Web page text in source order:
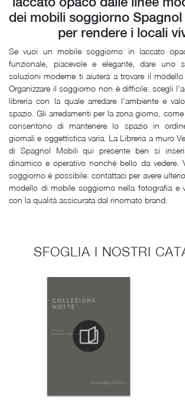
dei mobili soggiorno
per rendere i locali
Se vuoi un mobile soggiorno in laccato
funzionale, piacevole e elegante, dare uno
soluzioni moderne ti aiuterà a trovare il
Organizzare il soggiorno non è difficile: scegli
libreria con la quale arredare l'ambiente e
spazio. Gli arredamenti per la zona giorno,
consentono di mantenere lo spazio in
giornali e oggettistica varia. La Libreria a muro
di Spagnol Mobili qui presente ben si
dinamico e operativo nonché bello da vedere.
soggiorno è possibile: contattaci per avere
modello di mobile soggiorno nella fotografia e
con la qualità assicurata dal rinomato brand.
SFOGLIA I NOSTRI